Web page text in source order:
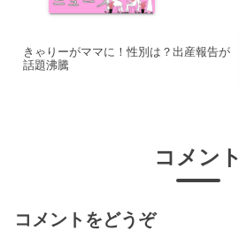
きゃりーがママに！性別は？出産報告が
話題沸騰
コメント
コメントをどうぞ